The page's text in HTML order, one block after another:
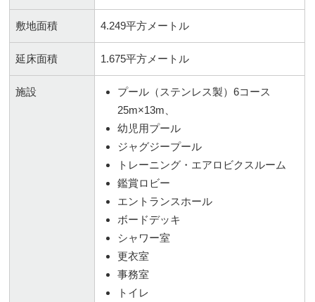
敷地面積 4.249平方メートル
延床面積 1.675平方メートル
施設
プール（ステンレス製）6コース
25m×13m、
幼児用プール
ジャグジープール
トレーニング・エアロビクスルーム
鑑賞ロビー
エントランスホール
ボードデッキ
シャワー室
更衣室
事務室
トイレ